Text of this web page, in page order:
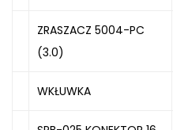
ZRASZACZ 5004-PC
(3.0)
WKŁUWKA